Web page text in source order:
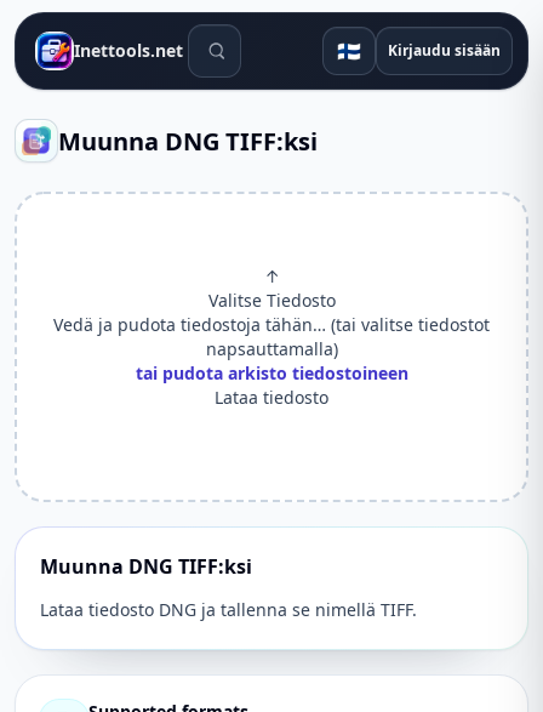
Inettools.net Hakutyökalut 🇫🇮 Kirjaudu sisään
Muunna DNG TIFF:ksi
↑
Valitse Tiedosto
Vedä ja pudota tiedostoja tähän… (tai valitse tiedostot
napsauttamalla)
tai pudota arkisto tiedostoineen
Lataa tiedosto
Muunna DNG TIFF:ksi
Lataa tiedosto DNG ja tallenna se nimellä TIFF.